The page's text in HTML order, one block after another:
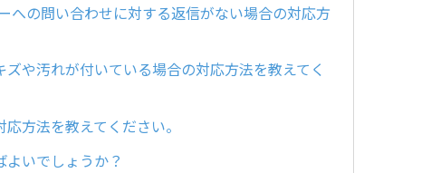
への問い合わせに対する返信がない場合の対応方
ズや汚れが付いている場合の対応方法を教えてく
方法を教えてください。
よいでしょうか？